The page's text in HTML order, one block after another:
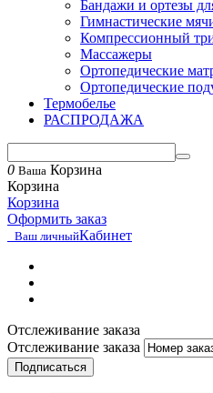
Бандажи и ортезы
Гимнастические
Компрессионный
Массажеры
Ортопедические
Ортопедические
Термобелье
РАСПРОДАЖА
0 Ваша Корзина
Корзина
Корзина
Оформить заказ
Ваш личныйКабинет
Отслеживание заказа
Отслеживание заказа
Подписаться